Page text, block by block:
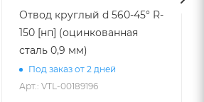
Отвод круглый d 560-45° R-
150 [нп] (оцинкованная
сталь 0,9 мм)
Под заказ от 2 дней
Арт.: VTL-00189196